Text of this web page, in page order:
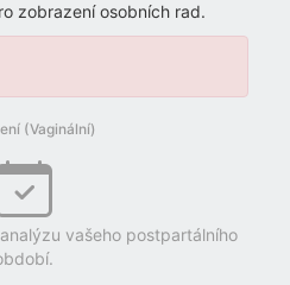
zobrazení osobních rad.
(Vaginální)
vašeho postpartálního